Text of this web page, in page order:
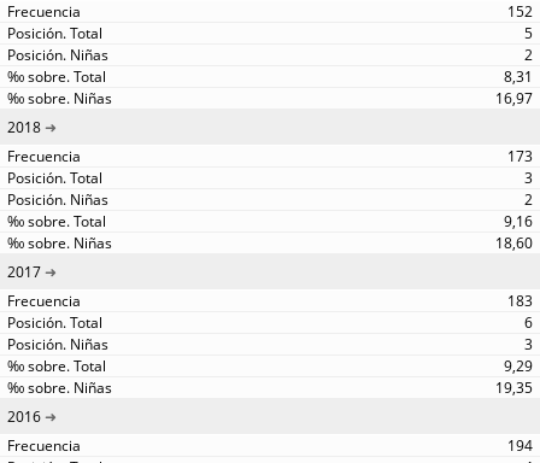
152
5
2
8,31
16,97
2018
173
3
2
9,16
18,60
2017
183
6
3
9,29
19,35
2016
194